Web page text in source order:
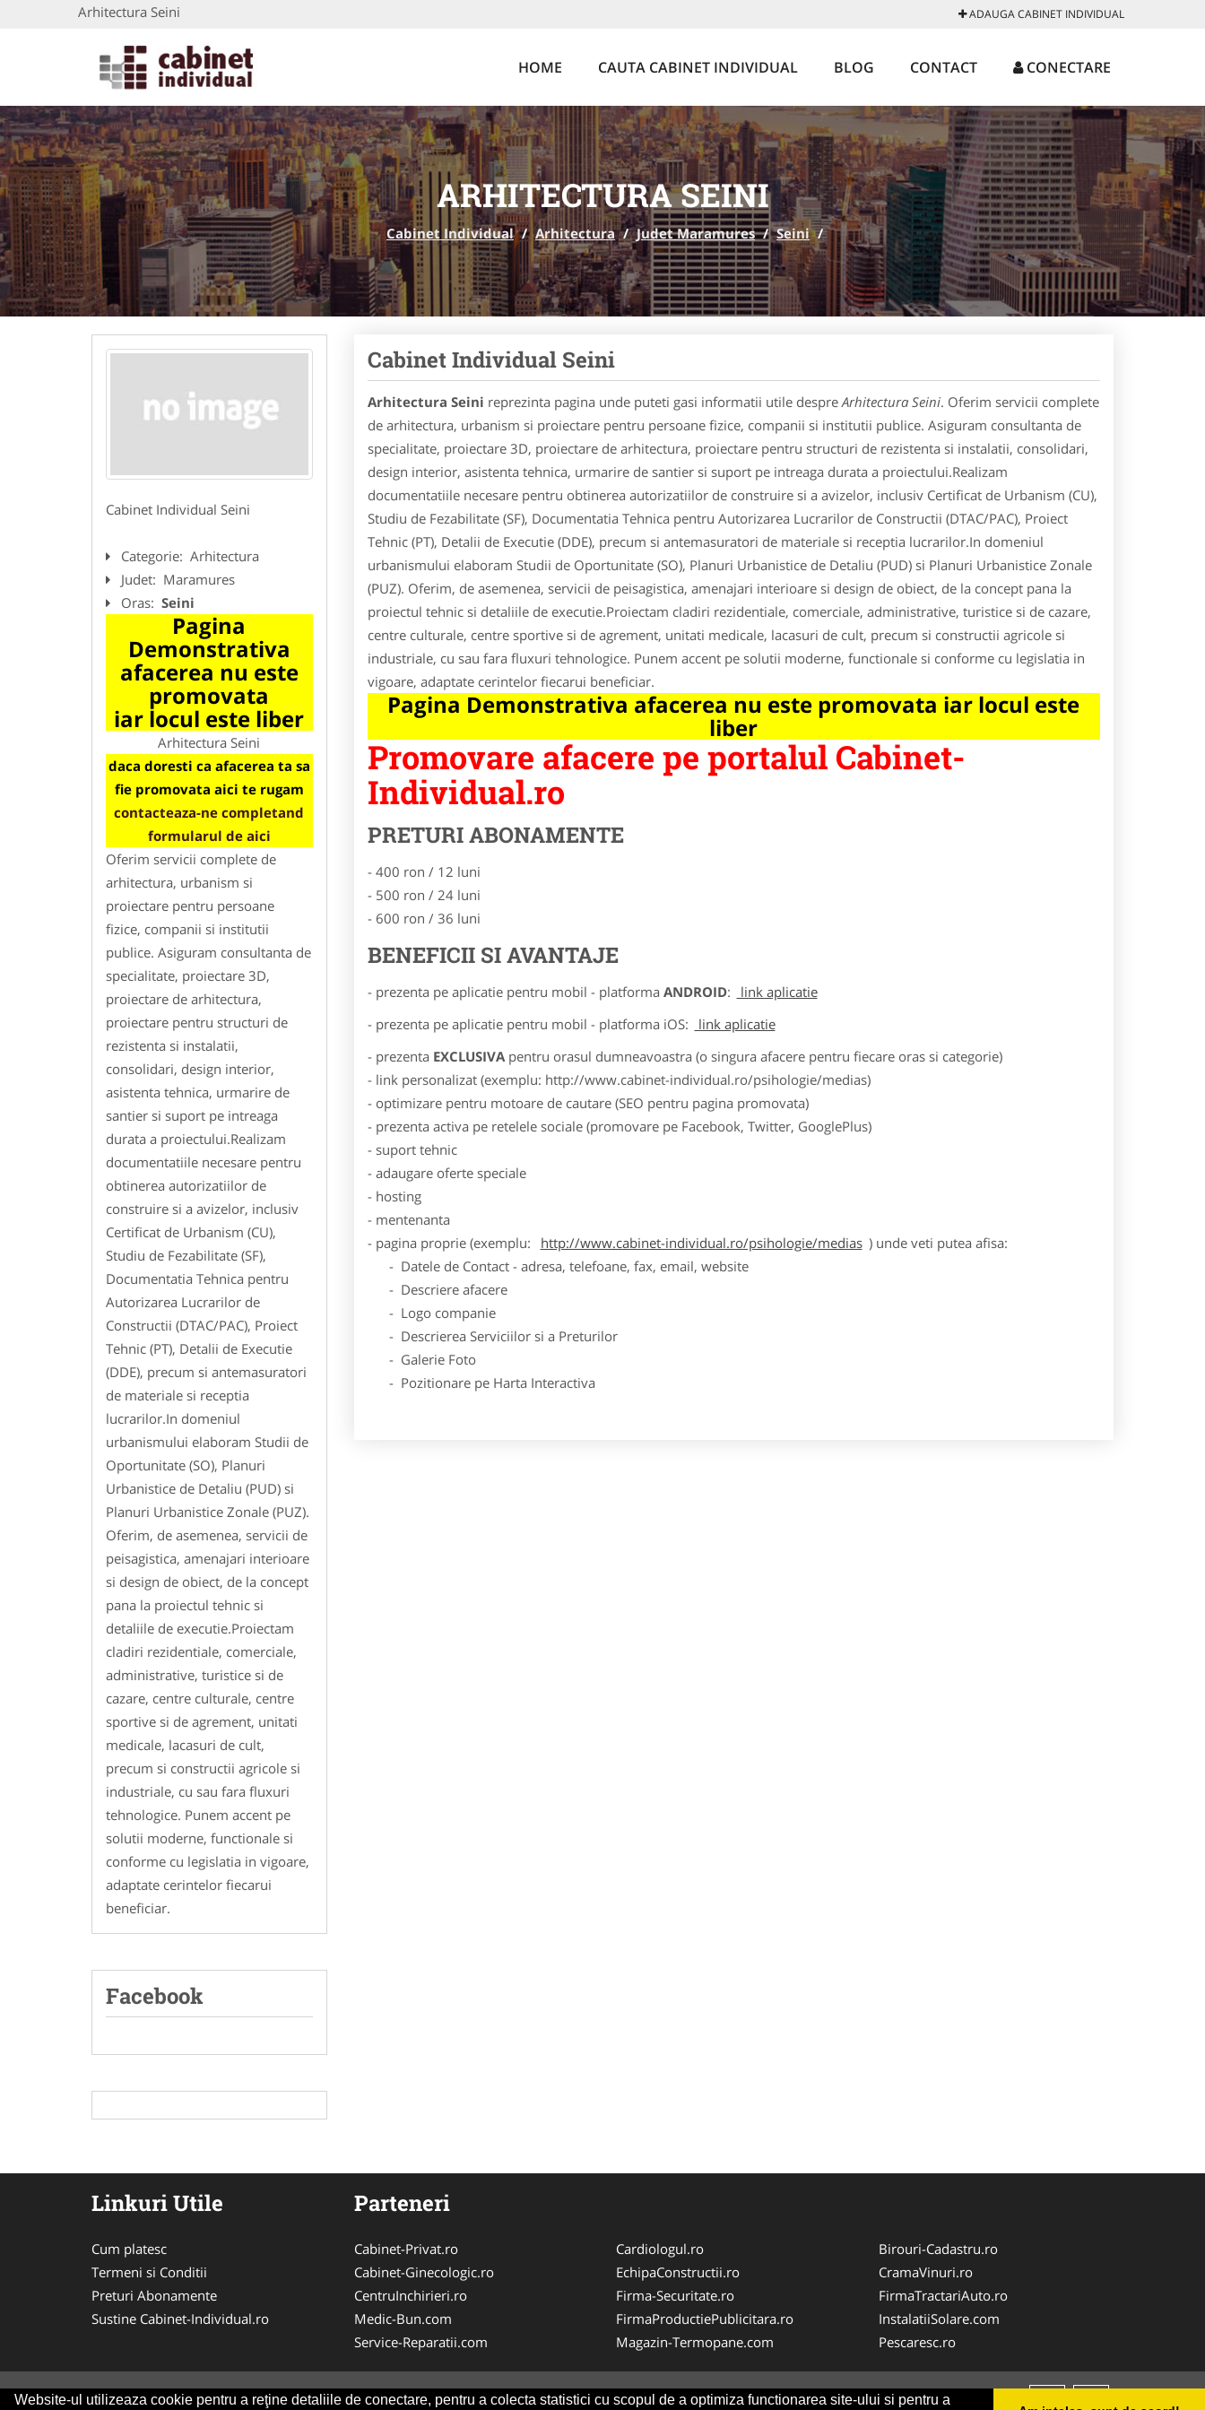
Website-ul utilizeaza cookie pentru a reţine detaliile de conectare, pentru a colecta statistici cu scopul de a optimiza functionarea site-ului si pentru a
Arhitectura Seini ADAUGA CABINET INDIVIDUAL
HOME CAUTA CABINET INDIVIDUAL BLOG CONTACT CONECTARE
ARHITECTURA SEINI
Cabinet Individual / Arhitectura / Judet Maramures / Seini /
Cabinet Individual Seini
Categorie: Arhitectura
Judet: Maramures
Oras: Seini
Pagina
Demonstrativa
afacerea nu este
promovata
iar locul este liber
Arhitectura Seini
daca doresti ca afacerea ta sa
fie promovata aici te rugam
contacteaza-ne completand
formularul de aici
Oferim servicii complete de
arhitectura, urbanism si
proiectare pentru persoane
fizice, companii si institutii
publice. Asiguram consultanta de
specialitate, proiectare 3D,
proiectare de arhitectura,
proiectare pentru structuri de
rezistenta si instalatii,
consolidari, design interior,
asistenta tehnica, urmarire de
santier si suport pe intreaga
durata a proiectului.Realizam
documentatiile necesare pentru
obtinerea autorizatiilor de
construire si a avizelor, inclusiv
Certificat de Urbanism (CU),
Studiu de Fezabilitate (SF),
Documentatia Tehnica pentru
Autorizarea Lucrarilor de
Constructii (DTAC/PAC), Proiect
Tehnic (PT), Detalii de Executie
(DDE), precum si antemasuratori
de materiale si receptia
lucrarilor.In domeniul
urbanismului elaboram Studii de
Oportunitate (SO), Planuri
Urbanistice de Detaliu (PUD) si
Planuri Urbanistice Zonale (PUZ).
Oferim, de asemenea, servicii de
peisagistica, amenajari interioare
si design de obiect, de la concept
pana la proiectul tehnic si
detaliile de executie.Proiectam
cladiri rezidentiale, comerciale,
administrative, turistice si de
cazare, centre culturale, centre
sportive si de agrement, unitati
medicale, lacasuri de cult,
precum si constructii agricole si
industriale, cu sau fara fluxuri
tehnologice. Punem accent pe
solutii moderne, functionale si
conforme cu legislatia in vigoare,
adaptate cerintelor fiecarui
beneficiar.
Facebook
Cabinet Individual Seini
Arhitectura Seini reprezinta pagina unde puteti gasi informatii utile despreArhitectura Seini. Oferim servicii complete
de arhitectura, urbanism si proiectare pentru persoane fizice, companii si institutii publice. Asiguram consultanta de
specialitate, proiectare 3D, proiectare de arhitectura, proiectare pentru structuri de rezistenta si instalatii, consolidari,
design interior, asistenta tehnica, urmarire de santier si suport pe intreaga durata a proiectului.Realizam
documentatiile necesare pentru obtinerea autorizatiilor de construire si a avizelor, inclusiv Certificat de Urbanism (CU),
Studiu de Fezabilitate (SF), Documentatia Tehnica pentru Autorizarea Lucrarilor de Constructii (DTAC/PAC), Proiect
Tehnic (PT), Detalii de Executie (DDE), precum si antemasuratori de materiale si receptia lucrarilor.In domeniul
urbanismului elaboram Studii de Oportunitate (SO), Planuri Urbanistice de Detaliu (PUD) si Planuri Urbanistice Zonale
(PUZ). Oferim, de asemenea, servicii de peisagistica, amenajari interioare si design de obiect, de la concept pana la
proiectul tehnic si detaliile de executie.Proiectam cladiri rezidentiale, comerciale, administrative, turistice si de cazare,
centre culturale, centre sportive si de agrement, unitati medicale, lacasuri de cult, precum si constructii agricole si
industriale, cu sau fara fluxuri tehnologice. Punem accent pe solutii moderne, functionale si conforme cu legislatia in
vigoare, adaptate cerintelor fiecarui beneficiar.
Pagina Demonstrativa afacerea nu este promovata iar locul este
liber
Promovare afacere pe portalul Cabinet-
Individual.ro
PRETURI ABONAMENTE
- 400 ron / 12 luni
- 500 ron / 24 luni
- 600 ron / 36 luni
BENEFICII SI AVANTAJE
- prezenta pe aplicatie pentru mobil - platforma ANDROID:
link aplicatie
- prezenta pe aplicatie pentru mobil - platforma iOS:
link aplicatie
- prezenta EXCLUSIVApentru orasul dumneavoastra (o singura afacere pentru fiecare oras si categorie)
- link personalizat (exemplu: http://www.cabinet-individual.ro/psihologie/medias)
- optimizare pentru motoare de cautare (SEO pentru pagina promovata)
- prezenta activa pe retelele sociale (promovare pe Facebook, Twitter, GooglePlus)
- suport tehnic
- adaugare oferte speciale
- hosting
- mentenanta
- pagina proprie (exemplu:
http://www.cabinet-individual.ro/psihologie/medias ) unde veti putea afisa:
- Datele de Contact - adresa, telefoane, fax, email, website
- Descriere afacere
- Logo companie
- Descrierea Serviciilor si a Preturilor
- Galerie Foto
- Pozitionare pe Harta Interactiva
Linkuri Utile
Cum platesc
Termeni si Conditii
Preturi Abonamente
Sustine Cabinet-Individual.ro
Parteneri
Cabinet-Privat.ro
Cabinet-Ginecologic.ro
CentruInchirieri.ro
Medic-Bun.com
Service-Reparatii.com
Cardiologul.ro
EchipaConstructii.ro
Firma-Securitate.ro
FirmaProductiePublicitara.ro
Magazin-Termopane.com
Birouri-Cadastru.ro
CramaVinuri.ro
FirmaTractariAuto.ro
InstalatiiSolare.com
Pescaresc.ro
© 2014-2026 Powered byVilonMedia& Tokaido Consult-ANPC SOL